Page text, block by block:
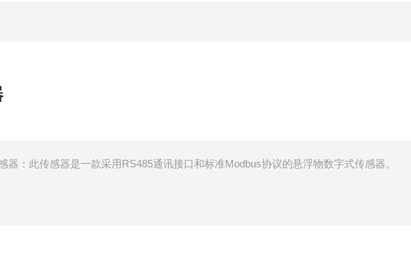
器：此传感器是一款采用RS485通讯接口和标准Modbus协议的悬浮物数字式传感器。